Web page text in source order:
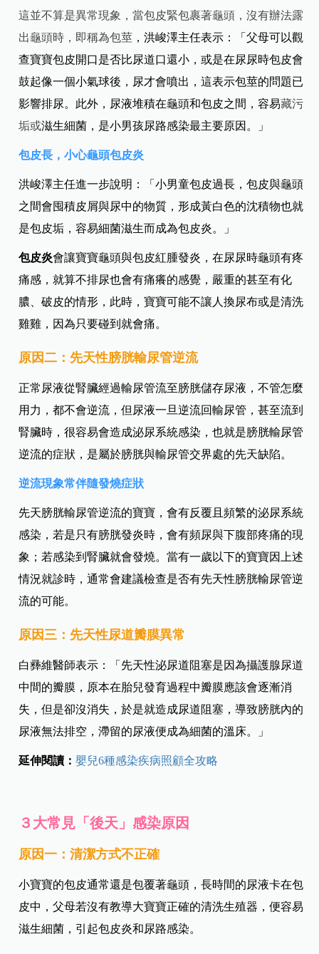
這並不算是異常現象，當包皮緊包裹著龜頭，沒有辦法露
出龜頭時，即稱為包莖 ，洪峻澤主任表示：「父母可以觀
查寶寶包皮開口是否比尿道口還小，或是在尿尿時包皮會
鼓起像一個小氣球後，尿才會噴出，這表示包莖的問題已
影響排尿。此外，尿液堆積在龜頭和包皮之間，容易藏污
垢或滋生細菌，是小男孩尿路感染最主要原因。」
包皮長，小心龜頭包皮炎
洪峻澤主任進一步說明：「小男童包皮過長，包皮與龜頭
之間會囤積皮屑與尿中的物質，形成黃白色的沈積物也就
是包皮垢，容易細菌滋生而成為包皮炎。」
包皮炎會讓寶寶龜頭與包皮紅腫發炎，在尿尿時龜頭有疼
痛感，就算不排尿也會有痛癢的感覺，嚴重的甚至有化
膿、破皮的情形，此時，寶寶可能不讓人換尿布或是清洗
雞雞，因為只要碰到就會痛。
原因二：先天性膀胱輸尿管逆流
正常尿液從腎臟經過輸尿管流至膀胱儲存尿液，不管怎麼
用力，都不會逆流，但尿液一旦逆流回輸尿管，甚至流到
腎臟時，很容易會造成泌尿系統感染，也就是膀胱輸尿管
逆流的症狀，是屬於膀胱與輸尿管交界處的先天缺陷。
逆流現象常伴隨發燒症狀
先天膀胱輸尿管逆流的寶寶，會有反覆且頻繁的泌尿系統
感染，若是只有膀胱發炎時，會有頻尿與下腹部疼痛的現
象；若感染到腎臟就會發燒。當有一歲以下的寶寶因上述
情況就診時，通常會建議檢查是否有先天性膀胱輸尿管逆
流的可能。
原因三：先天性尿道瓣膜異常
白彞維醫師表示：「先天性泌尿道阻塞是因為攝護腺尿道
中間的瓣膜，原本在胎兒發育過程中瓣膜應該會逐漸消
失，但是卻沒消失，於是就造成尿道阻塞，導致膀胱內的
尿液無法排空，滯留的尿液便成為細菌的溫床。」
延伸閱讀：嬰兒6種感染疾病照顧全攻略
３大常見「後天」感染原因
原因一：清潔方式不正確
小寶寶的包皮通常還是包覆著龜頭，長時間的尿液卡在包
皮中，父母若沒有教導大寶寶正確的清洗生殖器，便容易
滋生細菌，引起包皮炎和尿路感染。